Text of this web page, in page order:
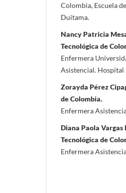
Colombia, Escuela
Duitama.
Nancy Patricia
Tecnológica de
Enfermera
Asistencial. Hospital
Zorayda Pérez
de Colombia.
Enfermera
Diana Paola
Tecnológica de
Enfermera